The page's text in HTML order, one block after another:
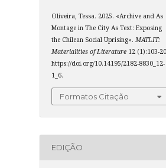
Oliveira, Tessa. 2025. «Archive and As
Montage in The City As Text: Exposing
the Chilean Social Uprising».MATLIT:
Materialities of Literature 12 (1):103-
https://doi.org/10.14195/2182-8830_12-
1_6.
Formatos Citação
EDIÇÃO